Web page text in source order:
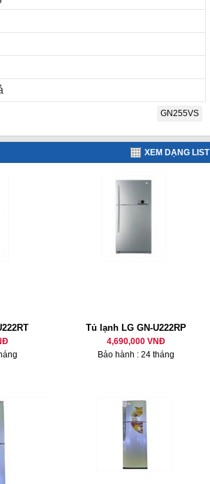
GN255VS
XEM DẠNG LIST
Tủ lạnh LG GN-U222RP
4,690,000 VNĐ
Bảo hành : 24 tháng